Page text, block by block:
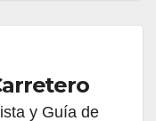
y Guía de